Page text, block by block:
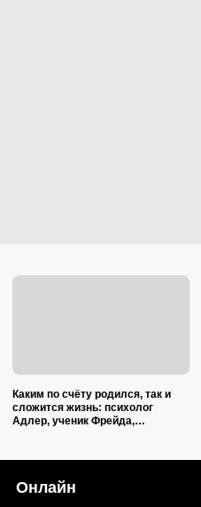
Каким по счёту родился, так и
сложится жизнь: психолог
Адлер, ученик Фрейда,
Онлайн